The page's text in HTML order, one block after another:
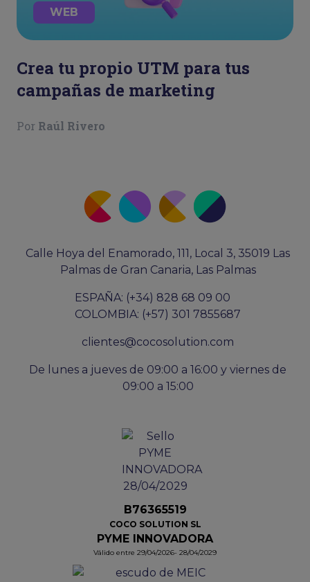
WEB
Crea tu propio UTM para tus
campañas de marketing
Por Raúl Rivero
Calle Hoya del Enamorado, 111, Local 3, 35019 Las
Palmas de Gran Canaria, Las Palmas
ESPAÑA: (+34) 828 68 09 00
COLOMBIA: (+57) 301 7855687
clientes@cocosolution.com
De lunes a jueves de 09:00 a 16:00 y viernes de
09:00 a 15:00
B76365519
COCO SOLUTION SL
PYME INNOVADORA
Válido entre 29/04/2026- 28/04/2029